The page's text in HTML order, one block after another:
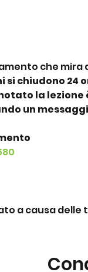
che mira
si chiudono
la
un
a causa